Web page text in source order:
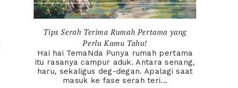
Tips Serah Terima Rumah Pertama yang
Perlu Kamu Tahu!
Hai hai TemaNda Punya rumah pertama
itu rasanya campur aduk. Antara senang,
haru, sekaligus deg-degan. Apalagi saat
masuk ke fase serah teri...